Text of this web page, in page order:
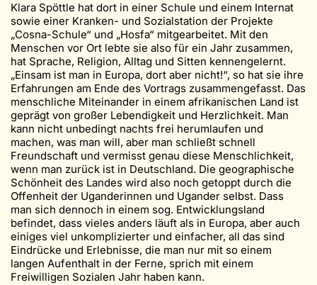
Klara Spöttle hat dort in einer Schule und einem Internat
sowie einer Kranken- und Sozialstation der Projekte
„Cosna-Schule“ und „Hosfa“ mitgearbeitet. Mit den
Menschen vor Ort lebte sie also für ein Jahr zusammen,
hat Sprache, Religion, Alltag und Sitten kennengelernt.
„Einsam ist man in Europa, dort aber nicht!“, so hat sie ihre
Erfahrungen am Ende des Vortrags zusammengefasst. Das
menschliche Miteinander in einem afrikanischen Land ist
geprägt von großer Lebendigkeit und Herzlichkeit. Man
kann nicht unbedingt nachts frei herumlaufen und
machen, was man will, aber man schließt schnell
Freundschaft und vermisst genau diese Menschlichkeit,
wenn man zurück ist in Deutschland. Die geographische
Schönheit des Landes wird also noch getoppt durch die
Offenheit der Uganderinnen und Ugander selbst. Dass
man sich dennoch in einem sog. Entwicklungsland
befindet, dass vieles anders läuft als in Europa, aber auch
einiges viel unkomplizierter und einfacher, all das sind
Eindrücke und Erlebnisse, die man nur mit so einem
langen Aufenthalt in der Ferne, sprich mit einem
Freiwilligen Sozialen Jahr haben kann.